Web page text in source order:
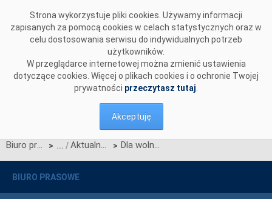
Strona wykorzystuje pliki cookies. Używamy informacji
zapisanych za pomocą cookies w celach statystycznych oraz w
celu dostosowania serwisu do indywidualnych potrzeb
użytkowników.
W przeglądarce internetowej można zmienić ustawienia
dotyczące cookies. Więcej o plikach cookies i o ochronie Twojej
prywatności przeczytasz tutaj
Akceptuję
Biuro prasowe > Aktualności > Dla wolności zasłużeni
BIURO PRASOWE